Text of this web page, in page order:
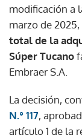
modificación a
marzo de 2025,
total de la
Súper Tucano
Embraer S.A.
La decisión,
N.° 117,
artículo 1 de la